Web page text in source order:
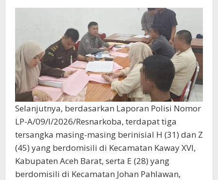
Selanjutnya, berdasarkan Laporan Polisi Nomor
LP-A/09/I/2026/Resnarkoba, terdapat tiga
tersangka masing-masing berinisial H (31) dan Z
(45) yang berdomisili di Kecamatan Kaway XVI,
Kabupaten Aceh Barat, serta E (28) yang
berdomisili di Kecamatan Johan Pahlawan,